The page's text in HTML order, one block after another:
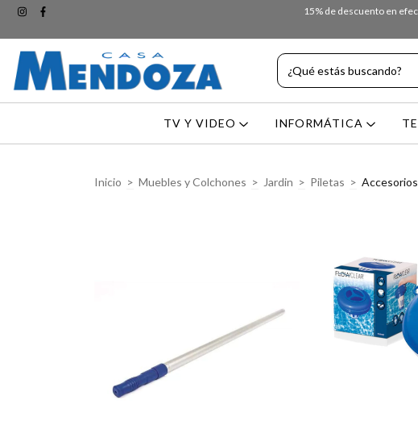
15% de descuento en
TV Y VIDEO INFORMÁTICA
Inicio > Muebles y Colchones > Jardin > Piletas >